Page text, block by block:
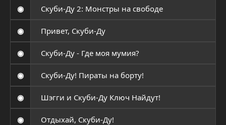
◉ Скуби-Ду 2: Монстры на свободе
◉ Привет, Скуби-Ду
◉ Скуби-Ду - Где моя мумия?
◉ Скуби-Ду! Пираты на борту!
◉ Шэгги и Скуби-Ду Ключ Найдут!
◉ Отдыхай, Скуби-Ду!